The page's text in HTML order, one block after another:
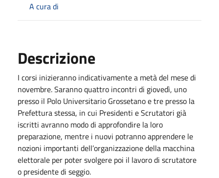
A cura di
Descrizione
I corsi inizieranno indicativamente a metà del mesedi
novembre. Saranno quattro incontri di giovedì, uno
presso il Polo Universitario Grossetano e tre presso la
Prefettura stessa, in cui Presidenti e Scrutatori già
iscritti avranno modo di approfondire la loro
preparazione, mentre i nuovi potranno apprendere le
nozioni importanti dell’organizzazione della macchina
elettorale per poter svolgere poi il lavoro di scrutatore
o presidente di seggio.